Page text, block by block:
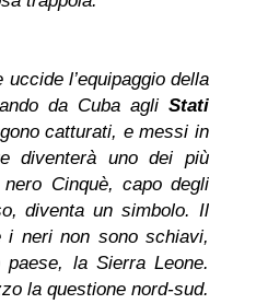
l’equipaggio della
da Cuba agli Stati
catturati, e messi in
diventerà uno dei più
Cinquè, capo degli
diventa un simbolo. Il
i neri non sono schiavi,
la Sierra Leone.
la questione nord-sud.